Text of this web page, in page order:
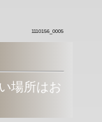
1110156_0005
場所はお